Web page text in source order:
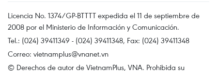
Licencia No. 1374/GP-BTTTT expedida el 11 de septiembre de
2008 por el Ministerio de Información y Comunicación.
Tel.: (024) 39411349 - (024) 39411348, Fax: (024) 39411348
Correo: vietnamplus@vnanet.vn
© Derechos de autor de VietnamPlus, VNA. Prohibida su